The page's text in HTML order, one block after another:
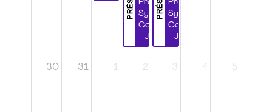
Projets et
Systèmes
Complexes
- Jour 1
Projets et
Systèmes
Complexes
- Jour 2
30 31 1 2 3 4 5